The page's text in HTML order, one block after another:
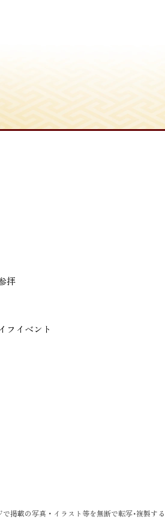
拝
フイベント
掲載の写真・イラスト等を無断で転写･複製する